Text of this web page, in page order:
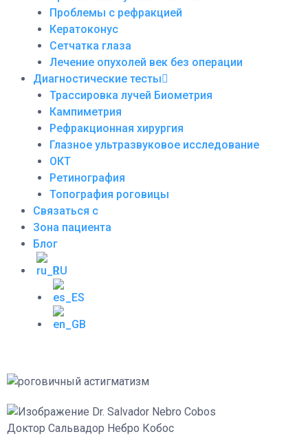
Проблемы с рефракцией
Кератоконус
Сетчатка глаза
Лечение опухолей век без операции
Диагностические тесты
Трассировка лучей Биометрия
Кампиметрия
Рефракционная хирургия
Глазное ультразвуковое исследование
ОКТ
Ретинография
Топография роговицы
Связаться с
Зона пациента
Блог
Доктор Сальвадор Небро Кобос